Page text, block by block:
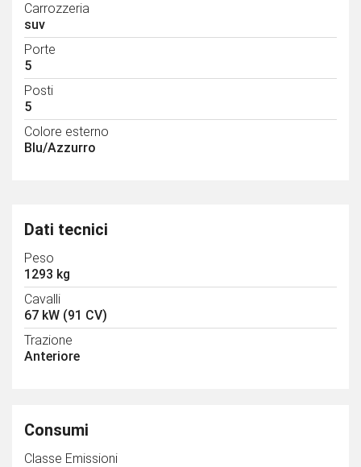
Carrozzeria
suv
Porte
5
Posti
5
Colore esterno
Blu/Azzurro
Dati tecnici
Peso
1293 kg
Cavalli
67 kW (91 CV)
Trazione
Anteriore
Consumi
Classe Emissioni